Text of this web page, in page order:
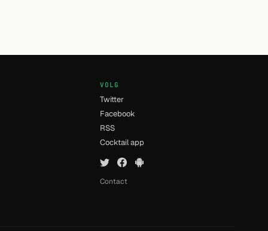
VOLG
Twitter
Facebook
RSS
Cocktail app
Contact